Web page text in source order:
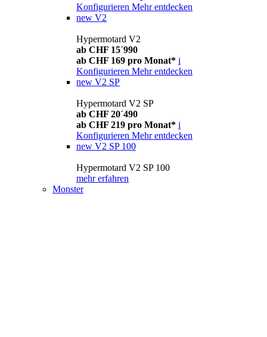
Konfigurieren Mehr entdecken
new V2
Hypermotard V2
ab CHF 15´990
ab CHF 169 pro Monat* i
Konfigurieren Mehr entdecken
new V2 SP
Hypermotard V2 SP
ab CHF 20´490
ab CHF 219 pro Monat* i
Konfigurieren Mehr entdecken
new V2 SP 100
Hypermotard V2 SP 100
mehr erfahren
Monster